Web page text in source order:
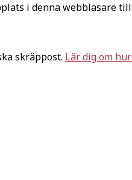
i denna webbläsare
skräppost. Lär dig om